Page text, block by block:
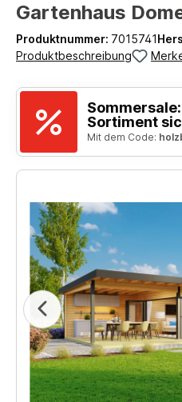
Gartenhaus
Produktnummer: 7015741
Produktbeschreibung
Sortiment
Mit dem Code: